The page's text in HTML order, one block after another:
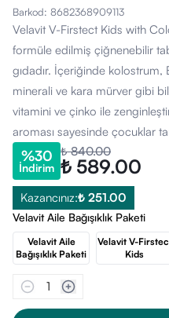
Barkod: 8682368909113
Velavit V-Firstect Kids with
formüle edilmiş çiğnenebilir
gıdadır. İçeriğinde kolostrum,
minerali ve kara mürver gibi
vitamini ve çinko ile
aroması sayesinde çocuklar
%30
İndirim
₺ 840.00
₺ 589.00
Kazancınız:₺ 251.00
Velavit Aile Bağışıklık Paketi
Velavit Aile
Bağışıklık Paketi
Velavit V-
Kids
1